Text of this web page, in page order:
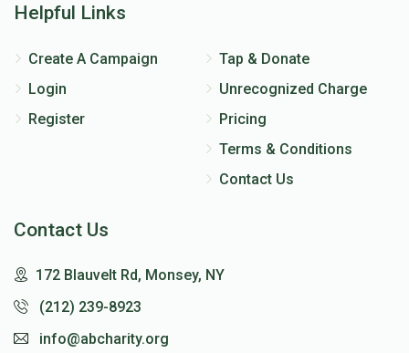
Helpful Links
Create A Campaign
Login
Register
Tap & Donate
Unrecognized Charge
Pricing
Terms & Conditions
Contact Us
Contact Us
172 Blauvelt Rd, Monsey, NY
(212) 239-8923
info@abcharity.org